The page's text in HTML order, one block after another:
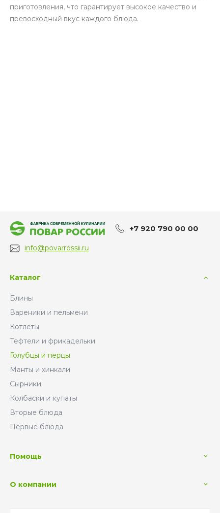
приготовления, что гарантирует высокое качество и
превосходный вкус каждого блюда.
+7 920 790 00 00
info@povarrossii.ru
Каталог
Блины
Вареники и пельмени
Котлеты
Тефтели и фрикадельки
Голубцы и перцы
Манты и хинкали
Сырники
Колбаски и купаты
Вторые блюда
Первые блюда
Помощь
О компании